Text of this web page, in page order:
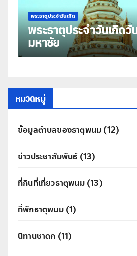
พระธาตุประจำวันเกิด
พระธาตุประจำวันเกิด
มหาชัย
หมวดหมู่
ข้อมูลตำบลของธาตุพนม (12)
ข่าวประชาสัมพันธ์(13)
ที่กินที่เที่ยวธาตุพนม(13)
ที่พักธาตุพนม(1)
นิทานชาดก (11)